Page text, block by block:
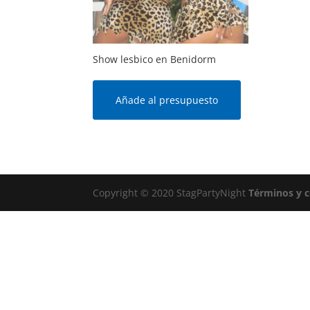
Show lesbico en Benidorm
Añade al presupuesto
Copyright © 2020 StagPartyNightTérminos y